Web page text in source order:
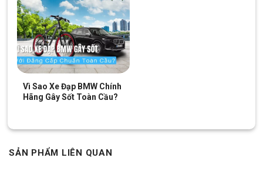
Vì Sao Xe Đạp BMW Chính
Hãng Gây Sốt Toàn Cầu?
SẢN PHẨM LIÊN QUAN